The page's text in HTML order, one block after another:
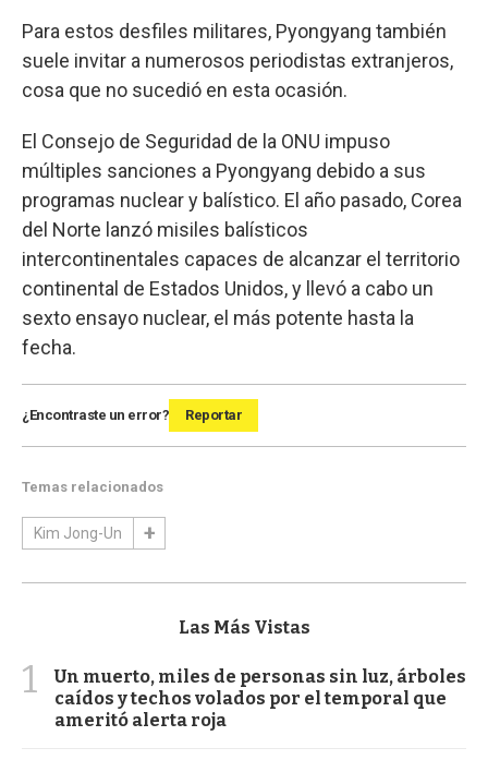
Para estos desfiles militares, Pyongyang también
suele invitar a numerosos periodistas extranjeros,
cosa que no sucedió en esta ocasión.
El Consejo de Seguridad de la ONU impuso
múltiples sanciones a Pyongyang debido a sus
programas nuclear y balístico. El año pasado, Corea
del Norte lanzó misiles balísticos
intercontinentales capaces de alcanzar el territorio
continental de Estados Unidos, y llevó a cabo un
sexto ensayo nuclear, el más potente hasta la
fecha.
¿Encontraste un error? Reportar
Temas relacionados
Kim Jong-Un
Las Más Vistas
1
Un muerto, miles de personas sin luz, árboles
caídos y techos volados por el temporal que
ameritó alerta roja